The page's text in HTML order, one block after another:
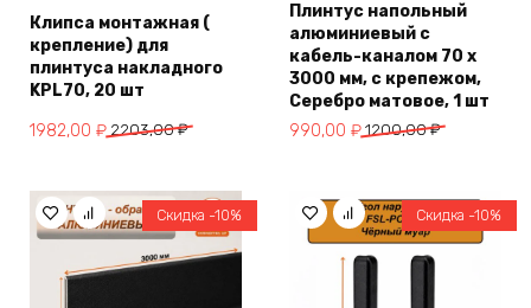
Клипса монтажная (
крепление) для
плинтуса накладного
KPL70, 20 шт
2203,00₽
Первоначальная
2203,00 ₽.
1982,00 ₽
Текущая
Плинтус напольный
алюминиевый с
кабель-каналом 70 х
3000 мм, с крепежом,
Серебро матовое, 1 шт
1200,00₽
Первоначальная
1200,00 ₽.
990,00 ₽
Текущая
Скидка -10% Скидка -10%